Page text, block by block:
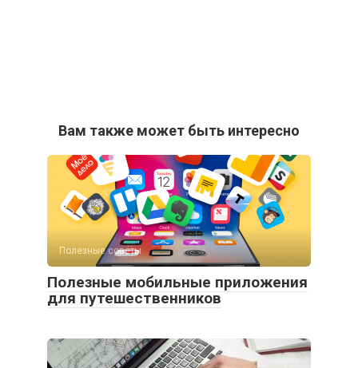
Вам также может быть интересно
Полезные советы
Полезные мобильные приложения
для путешественников